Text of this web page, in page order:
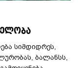
სიმდიდრეს,
ბალანსს,